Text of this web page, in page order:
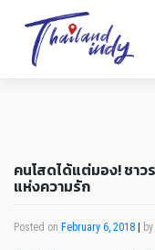
คนโสดได้แต่มอง! ชาว
แห่งความรัก
Posted on February 6, 2018 by